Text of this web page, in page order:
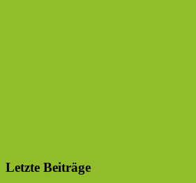
Letzte Beiträge